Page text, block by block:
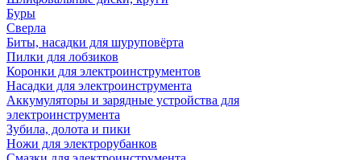
Буры
Сверла
Биты, насадки для шуруповёрта
Пилки для лобзиков
Коронки для электроинструментов
Насадки для электроинструмента
Аккумуляторы и зарядные устройства для
электроинструмента
Зубила, долота и пики
Ножи для электрорубанков